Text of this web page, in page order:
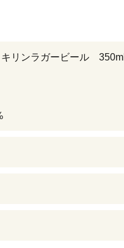
リンラガービール 350ml